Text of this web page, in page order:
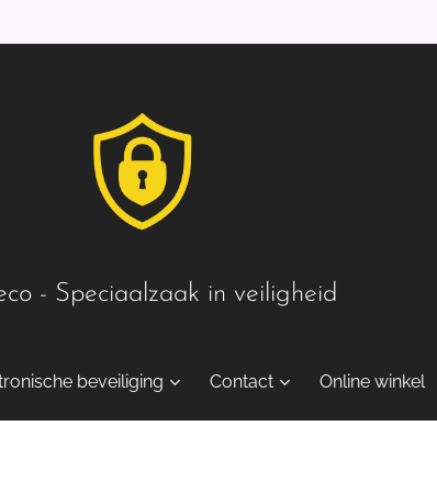
- Speciaalzaak in veiligheid
beveiliging Contact Online winkel